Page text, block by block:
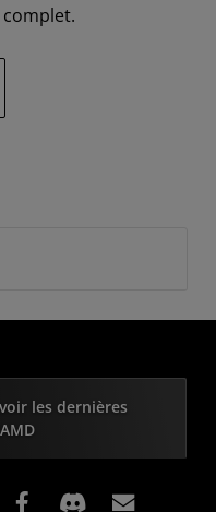
les dernières
Facebook